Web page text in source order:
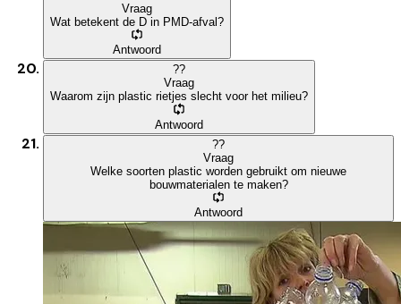
Vraag
Wat betekent de D in PMD-afval?
Antwoord
??
Vraag
Waarom zijn plastic rietjes slecht voor het milieu?
Antwoord
??
Vraag
Welke soorten plastic worden gebruikt om nieuwe
bouwmaterialen te maken?
Antwoord